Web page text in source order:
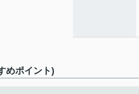
めポイント)